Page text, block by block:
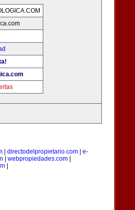
| directodelpropietario.com| e-
webpropiedades.com